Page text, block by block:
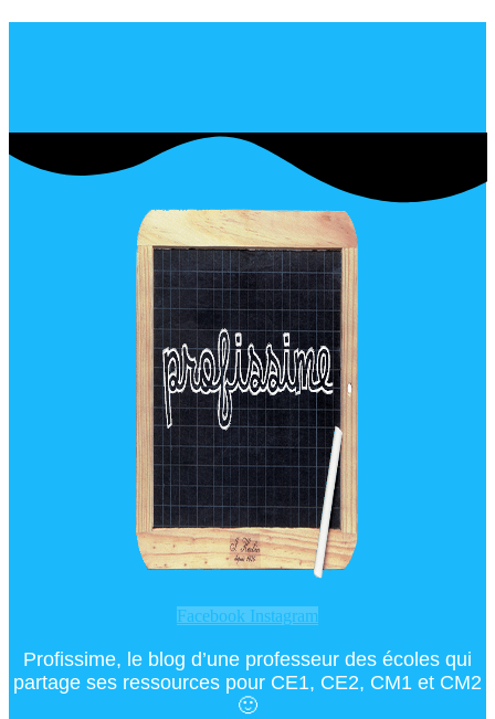
Facebook Instagram
Profissime, le blog d’une professeur des écoles qui
partage ses ressources pour CE1, CE2, CM1 et CM2
🙂